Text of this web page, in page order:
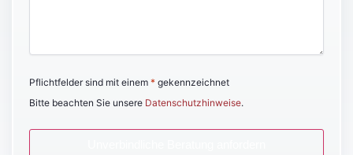
Pflichtfelder sind mit einem * gekennzeichnet
Bitte beachten Sie unsere Datenschutzhinweise.